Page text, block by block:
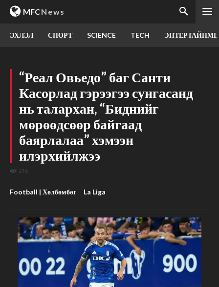
MFCNews
ЭХЛЭЛ СПОРТ SCIENCE TECH
“Реал Овьедо” баг Санти
Касорлад гэрээгээ сунгасанд
нь талархан, “Биднийг
мөрөөдсөөр байгаад
баярлалаа” хэмээн
илэрхийлжээ
216
Football | Хөлбөмбөг La Liga